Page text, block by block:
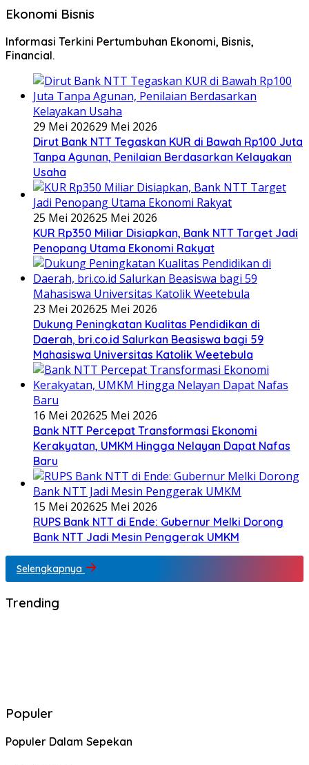
Ekonomi Bisnis
Informasi Terkini Pertumbuhan Ekonomi, Bisnis,
Financial.
29 Mei 202629 Mei 2026
Dirut Bank NTT Tegaskan KUR di Bawah Rp100 Juta
Tanpa Agunan, Penilaian Berdasarkan Kelayakan
Usaha
25 Mei 202625 Mei 2026
KUR Rp350 Miliar Disiapkan, Bank NTT Target Jadi
Penopang Utama Ekonomi Rakyat
23 Mei 202625 Mei 2026
Dukung Peningkatan Kualitas Pendidikan di
Daerah, bri.co.id Salurkan Beasiswa bagi 59
Mahasiswa Universitas Katolik Weetebula
16 Mei 202625 Mei 2026
Bank NTT Percepat Transformasi Ekonomi
Kerakyatan, UMKM Hingga Nelayan Dapat Nafas
Baru
15 Mei 202625 Mei 2026
RUPS Bank NTT di Ende: Gubernur Melki Dorong
Bank NTT Jadi Mesin Penggerak UMKM
Selengkapnya
Trending
Populer
Populer Dalam Sepekan